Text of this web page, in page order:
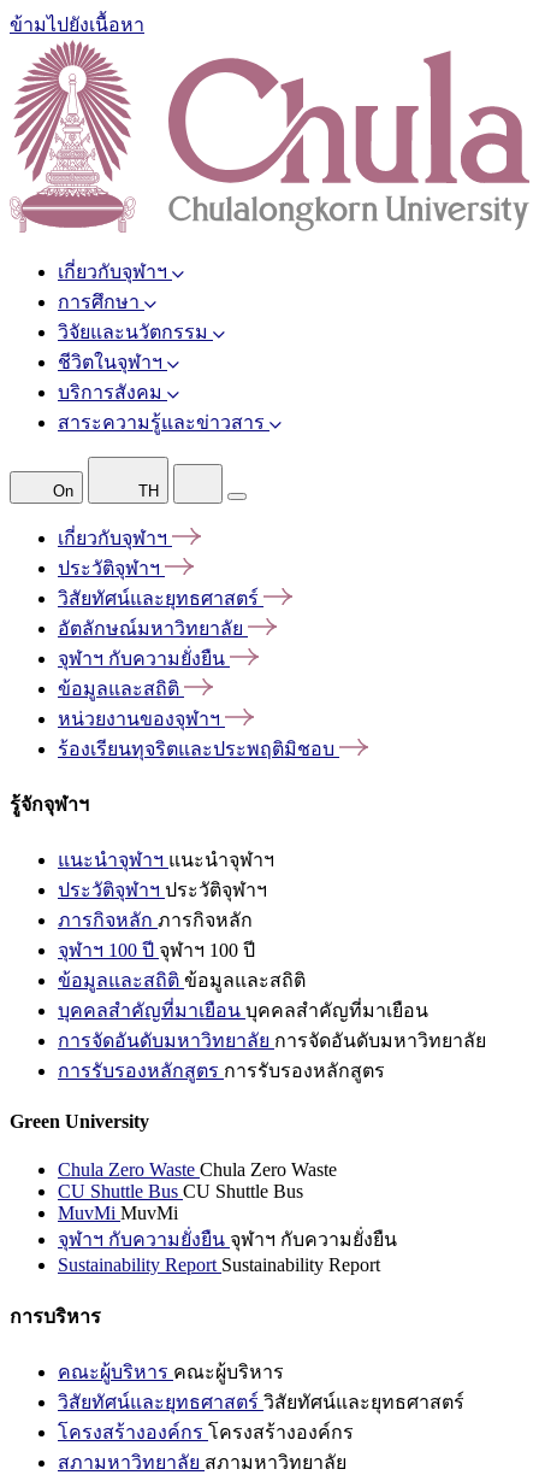
ข้ามไปยังเนื้อหา
เกี่ยวกับจุฬาฯ
การศึกษา
วิจัยและนวัตกรรม
ชีวิตในจุฬาฯ
บริการสังคม
สาระความรู้และข่าวสาร
On TH
เกี่ยวกับจุฬาฯ
ประวัติจุฬาฯ
วิสัยทัศน์และยุทธศาสตร์
อัตลักษณ์มหาวิทยาลัย
จุฬาฯ กับความยั่งยืน
ข้อมูลและสถิติ
หน่วยงานของจุฬาฯ
ร้องเรียนทุจริตและประพฤติมิชอบ
รู้จักจุฬาฯ
แนะนำจุฬาฯ แนะนำจุฬาฯ
ประวัติจุฬาฯ ประวัติจุฬาฯ
ภารกิจหลัก ภารกิจหลัก
จุฬาฯ 100 ปี จุฬาฯ 100 ปี
ข้อมูลและสถิติ ข้อมูลและสถิติ
บุคคลสำคัญที่มาเยือน บุคคลสำคัญที่มาเยือน
การจัดอันดับมหาวิทยาลัย การจัดอันดับมหาวิทยาลัย
การรับรองหลักสูตร การรับรองหลักสูตร
Green University
Chula Zero Waste Chula Zero Waste
CU Shuttle Bus CU Shuttle Bus
MuvMi MuvMi
จุฬาฯ กับความยั่งยืน จุฬาฯ กับความยั่งยืน
Sustainability Report Sustainability Report
การบริหาร
คณะผู้บริหาร คณะผู้บริหาร
วิสัยทัศน์และยุทธศาสตร์ วิสัยทัศน์และยุทธศาสตร์
โครงสร้างองค์กร โครงสร้างองค์กร
สภามหาวิทยาลัย สภามหาวิทยาลัย